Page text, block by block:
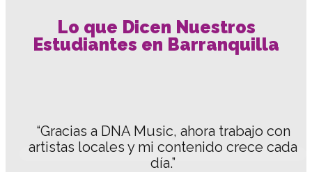
Lo que Dicen Nuestros
Estudiantes en Barranquilla
“Gracias a DNA Music, ahora trabajo con
artistas locales y mi contenido crece cada
día.”